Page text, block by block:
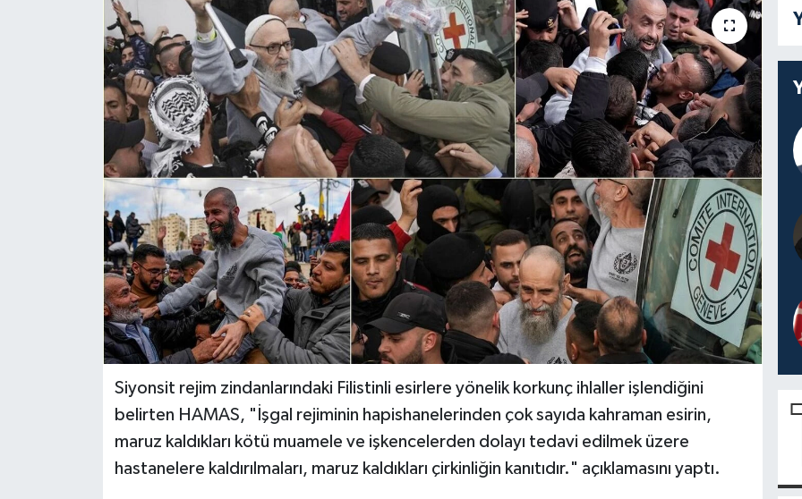
Siyonsit rejim zindanlarındaki Filistinli esirlere yönelik korkunç ihlaller işlendiğini
belirten HAMAS, "İşgal rejiminin hapishanelerinden çok sayıda kahraman esirin,
maruz kaldıkları kötü muamele ve işkencelerden dolayı tedavi edilmek üzere
hastanelere kaldırılmaları, maruz kaldıkları çirkinliğin kanıtıdır." açıklamasını yaptı.
Teknoloji